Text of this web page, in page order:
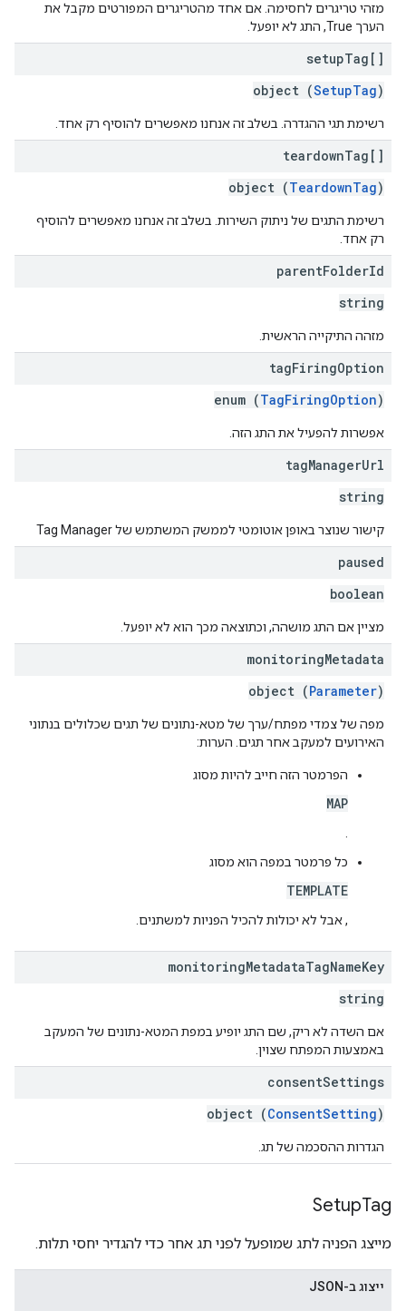
מזהי טריגרים לחסימה. אם אחד מהטריגרים המפורטים מקבל את
הערך True, התג לא יופעל.
setupTag[]
object (SetupTag)
רשימת תגי ההגדרה. בשלב זה אנחנו מאפשרים להוסיף רק אחד.
teardownTag[]
object (TeardownTag)
רשימת התגים של ניתוק השירות. בשלב זה אנחנו מאפשרים להוסיף
רק אחד.
parentFolderId
string
מזהה התיקייה הראשית.
tagFiringOption
enum (TagFiringOption)
אפשרות להפעיל את התג הזה.
tagManagerUrl
string
קישור שנוצר באופן אוטומטי לממשק המשתמש של Tag Manager
paused
boolean
מציין אם התג מושהה, וכתוצאה מכך הוא לא יופעל.
monitoringMetadata
object (Parameter)
מפה של צמדי מפתח/ערך של מטא-נתונים של תגים שכלולים בנתוני
האירועים למעקב אחר תגים. הערות:
הפרמטר הזה חייב להיות מסוג
MAP
כל פרמטר במפה הוא מסוג
TEMPLATE
, אבל לא יכולות להכיל הפניות למשתנים.
monitoringMetadataTagNameKey
string
אם השדה לא ריק, שם התג יופיע במפת המטא-נתונים של המעקב
באמצעות המפתח שצוין.
consentSettings
object (ConsentSetting)
הגדרות ההסכמה של תג.
SetupTag
מייצג הפניה לתג שמופעל לפני תג אחר כדי להגדיר יחסי תלות.
ייצוג ב-JSON